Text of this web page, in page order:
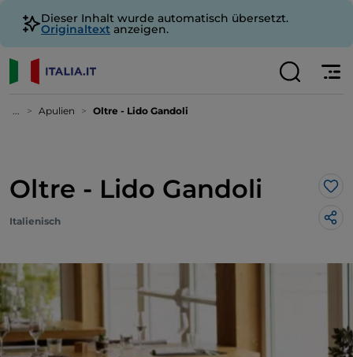
Dieser Inhalt wurde automatisch übersetzt.
Originaltext anzeigen.
... Apulien Oltre - Lido Gandoli
Oltre - Lido Gandoli
Italienisch